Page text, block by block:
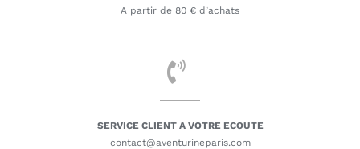
A partir de 80 € d’achats
SERVICE CLIENT A VOTRE ECOUTE
contact@aventurineparis.com